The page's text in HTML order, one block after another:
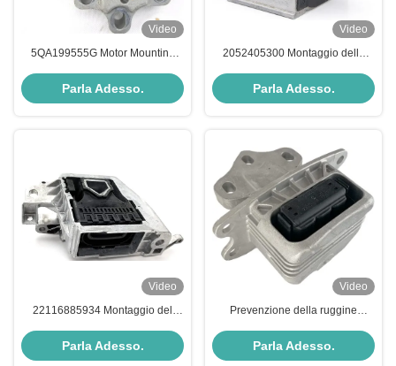
Video
5QA199555G Motor Mounting
al calore Isolamento termico
Parla Adesso.
Video
2052405300 Montaggio della
ruggine per la sicurezza di
esercizio
Parla Adesso.
Video
22116885934 Montaggio del
Efficienza energetica
Parla Adesso.
Video
Prevenzione della ruggine
trasmissione 22316853449
regolabile
Parla Adesso.